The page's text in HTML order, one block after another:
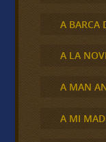
A BARCA
A LA
A MAN
A MI